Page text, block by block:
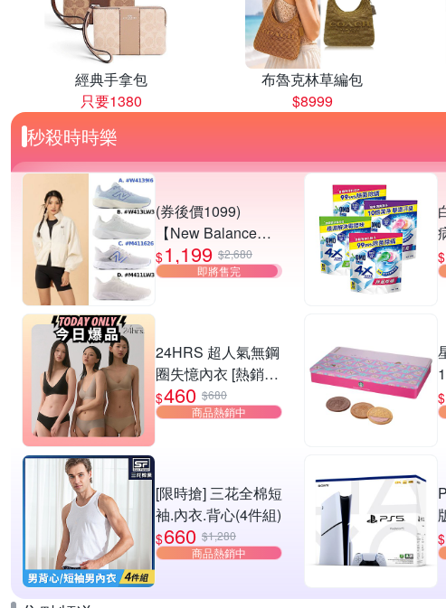
經典手拿包
只要1380
布魯克林草編包
$8999
秒殺時時樂
(券後價1099)
【New Balance】
慢跑鞋_女/中性_多
款任選
W3) (網路獨家款)
$1,199 $2,680
即將售完
24HRS 超人氣無鋼
圈失憶內衣 [熱銷好
評]
$460 $680
商品熱銷中
[限時搶] 三花全棉短
袖.內衣.背心(4件組)
$660 $1,280
商品熱銷中
$
$
$